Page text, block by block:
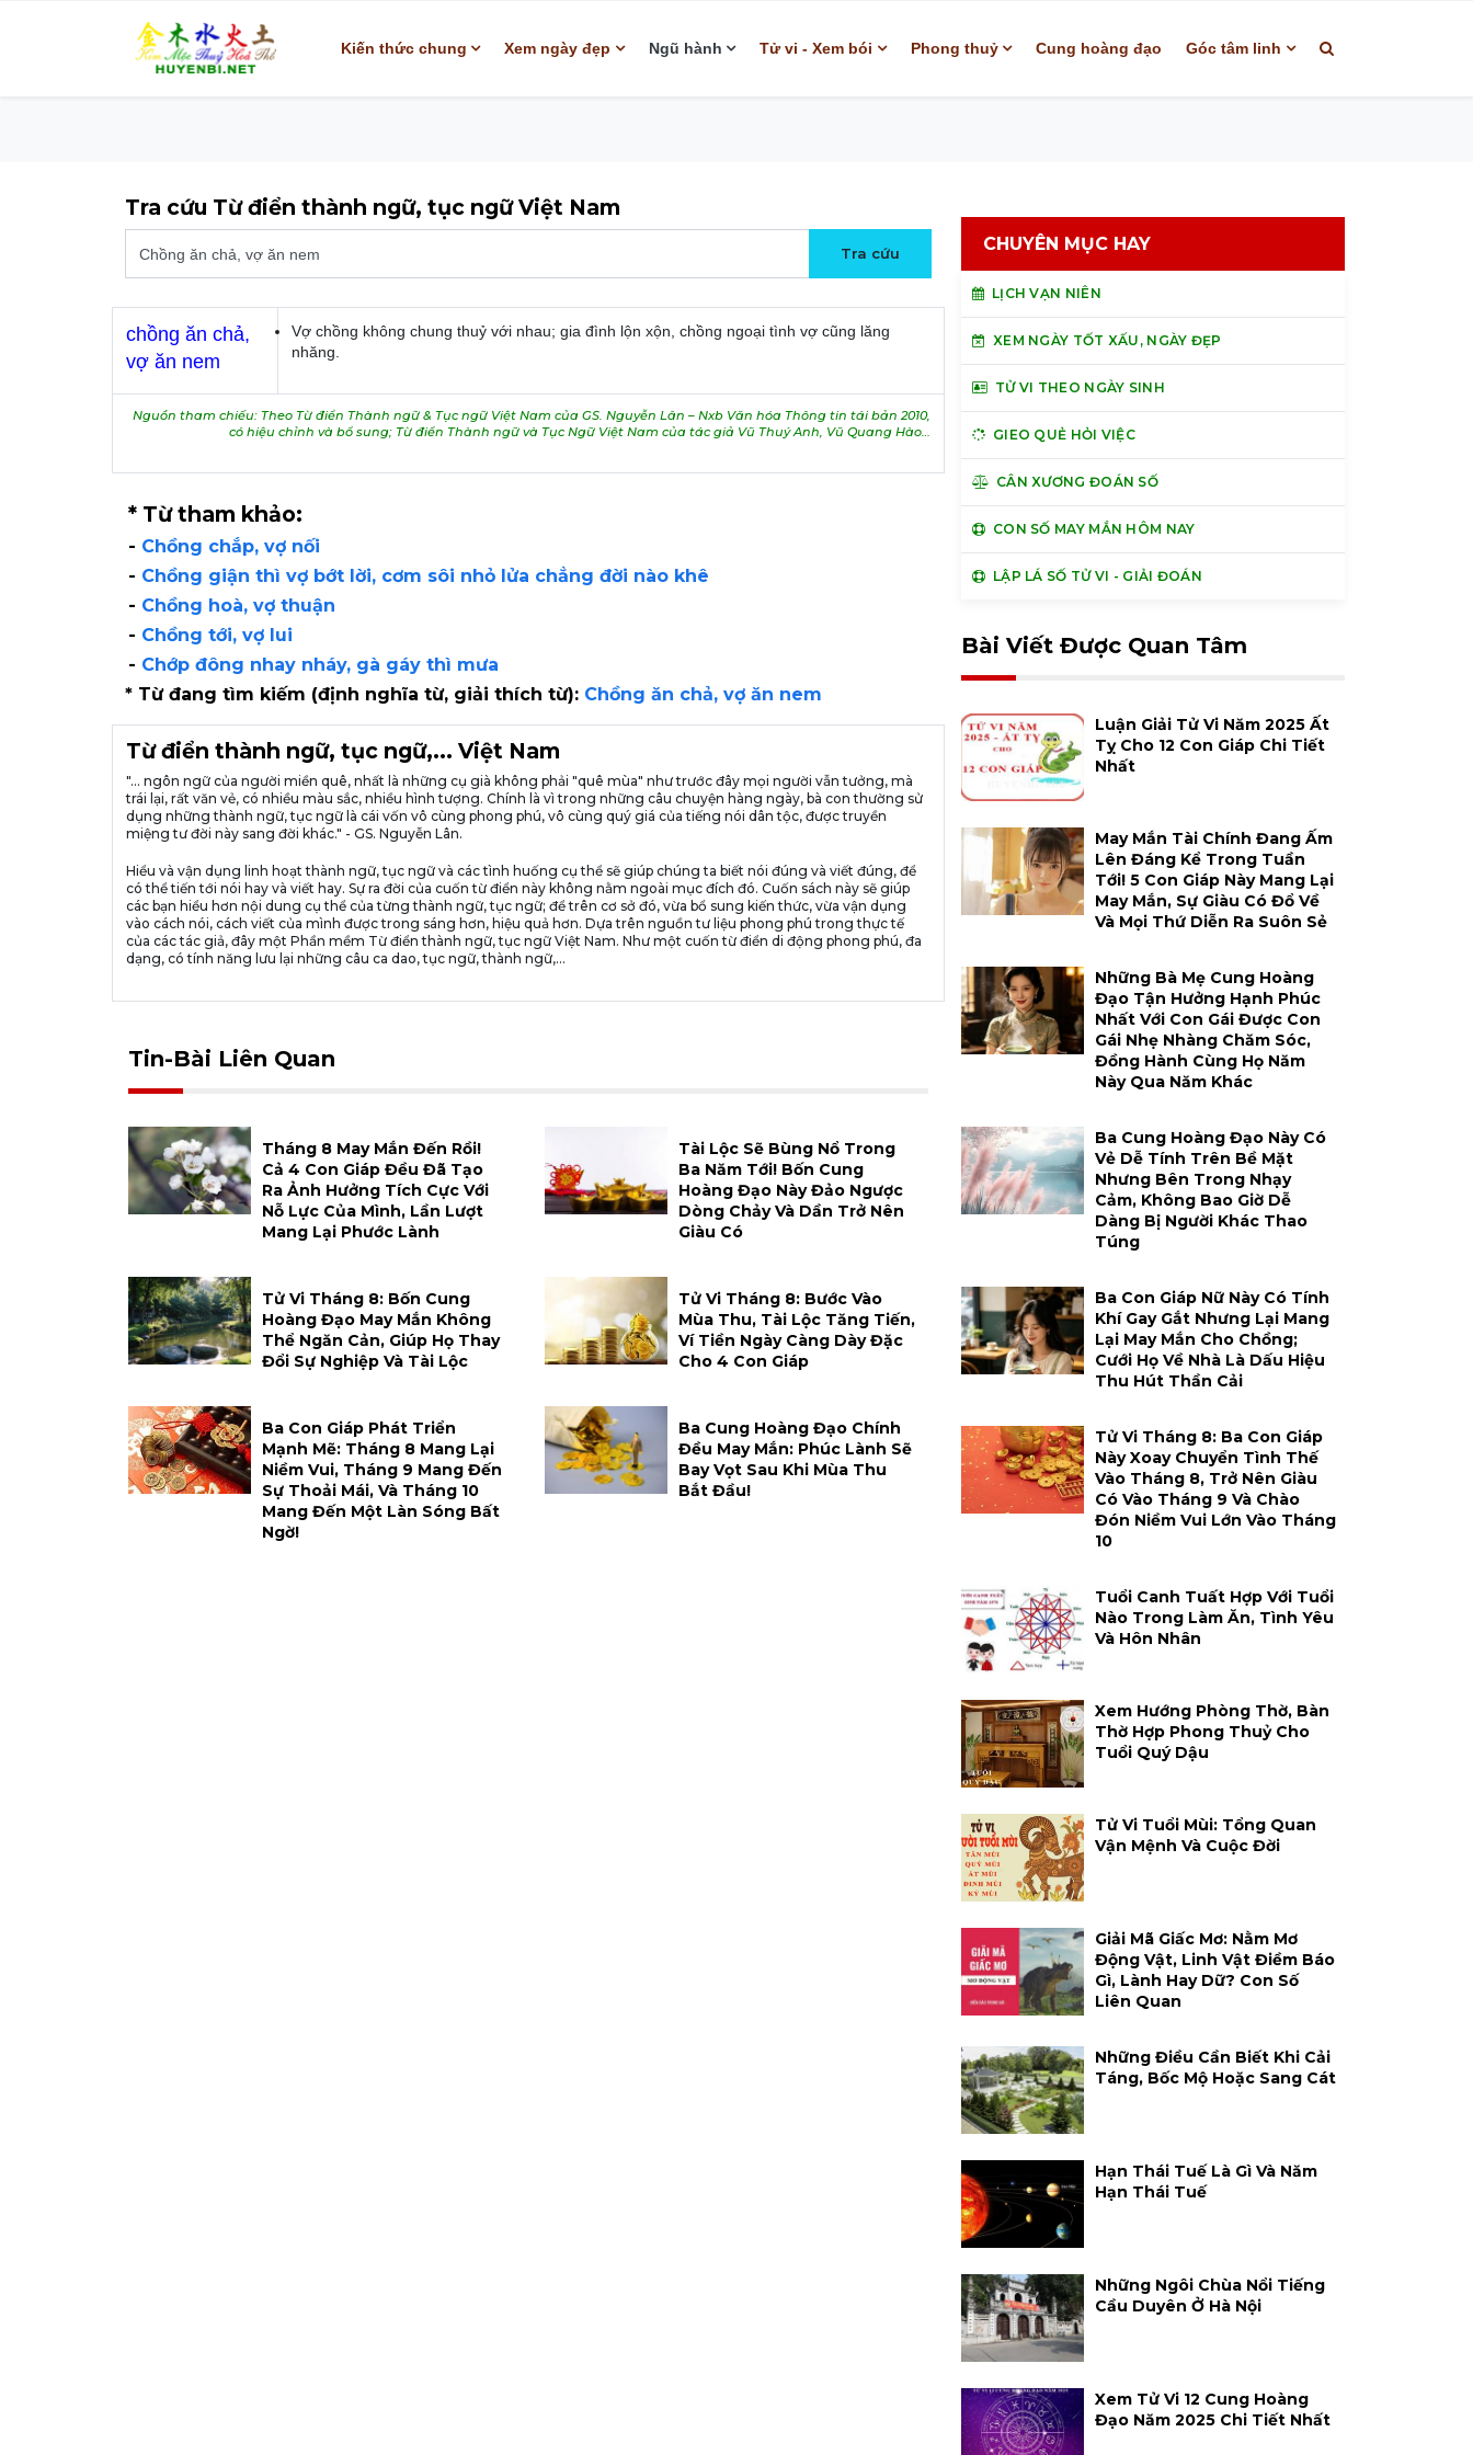
Kiến thức chung Xem ngày đẹp Ngũ hành Tử vi - Xem bói Phong thuỷ Cung hoàng đạo Góc tâm linh
Tra cứu Từ điển thành ngữ, tục ngữ Việt Nam
chồng ăn chả,
vợ ăn nem
Vợ chồng không chung thuỷ với nhau; gia đình lộn xộn, chồng ngoại tình vợ cũng lăng
nhăng.
Nguồn tham chiếu: Theo Từ điển Thành ngữ & Tục ngữ Việt Nam của GS. Nguyễn Lân – Nxb Văn hóa Thông tin tái bản 2010,
có hiệu chỉnh và bổ sung; Từ điển Thành ngữ và Tục Ngữ Việt Nam của tác giả Vũ Thuý Anh, Vũ Quang Hào…
* Từ tham khảo:
- Chồng chắp, vợ nối
- Chồng giận thì vợ bớt lời, cơm sôi nhỏ lửa chẳng đời nào khê
- Chồng hoà, vợ thuận
- Chồng tới, vợ lui
- Chớp đông nhay nháy, gà gáy thì mưa
* Từ đang tìm kiếm (định nghĩa từ, giải thích từ): Chồng ăn chả, vợ ăn nem
Từ điển thành ngữ, tục ngữ,... Việt Nam
"... ngôn ngữ của người miền quê, nhất là những cụ già không phải "quê mùa" như trước đây mọi người vẫn tưởng, mà
trái lại, rất văn vẻ, có nhiều màu sắc, nhiều hình tượng. Chính là vì trong những câu chuyện hàng ngày, bà con thường sử
dụng những thành ngữ, tục ngữ là cái vốn vô cùng phong phú, vô cùng quý giá của tiếng nói dân tộc, được truyền
miệng tư đời này sang đời khác." - GS. Nguyễn Lân.
Hiểu và vận dụng linh hoạt thành ngữ, tục ngữ và các tình huống cụ thể sẽ giúp chúng ta biết nói đúng và viết đúng, để
có thể tiến tới nói hay và viết hay. Sự ra đời của cuốn từ điển này không nằm ngoài mục đích đó. Cuốn sách này sẽ giúp
các bạn hiểu hơn nội dung cụ thể của từng thành ngữ, tục ngữ; để trên cơ sở đó, vừa bổ sung kiến thức, vừa vận dụng
vào cách nói, cách viết của mình được trong sáng hơn, hiệu quả hơn. Dựa trên nguồn tư liệu phong phú trong thực tế
của các tác giả, đây một Phần mềm Từ điển thành ngữ, tục ngữ Việt Nam. Như một cuốn từ điển di động phong phú, đa
dạng, có tính năng lưu lại những câu ca dao, tục ngữ, thành ngữ,...
Tin-Bài Liên Quan
Tháng 8 May Mắn Đến Rồi!
Cả 4 Con Giáp Đều Đã Tạo
Ra Ảnh Hưởng Tích Cực Với
Nỗ Lực Của Mình, Lần Lượt
Mang Lại Phước Lành
Tử Vi Tháng 8: Bốn Cung
Hoàng Đạo May Mắn Không
Thể Ngăn Cản, Giúp Họ Thay
Đổi Sự Nghiệp Và Tài Lộc
Ba Con Giáp Phát Triển
Mạnh Mẽ: Tháng 8 Mang Lại
Niềm Vui, Tháng 9 Mang Đến
Sự Thoải Mái, Và Tháng 10
Mang Đến Một Làn Sóng Bất
Ngờ!
Tài Lộc Sẽ Bùng Nổ Trong
Ba Năm Tới! Bốn Cung
Hoàng Đạo Này Đảo Ngược
Dòng Chảy Và Dần Trở Nên
Giàu Có
Tử Vi Tháng 8: Bước Vào
Mùa Thu, Tài Lộc Tăng Tiến,
Ví Tiền Ngày Càng Dày Đặc
Cho 4 Con Giáp
Ba Cung Hoàng Đạo Chính
Đều May Mắn: Phúc Lành Sẽ
Bay Vọt Sau Khi Mùa Thu
Bắt Đầu!
CHUYÊN MỤC HAY
LỊCH VẠN NIÊN
XEM NGÀY TỐT XẤU, NGÀY ĐẸP
TỬ VI THEO NGÀY SINH
GIEO QUẺ HỎI VIỆC
CÂN XƯƠNG ĐOÁN SỐ
CON SỐ MAY MẮN HÔM NAY
LẬP LÁ SỐ TỬ VI - GIẢI ĐOÁN
Bài Viết Được Quan Tâm
Luận Giải Tử Vi Năm 2025 Ất
Tỵ Cho 12 Con Giáp Chi Tiết
Nhất
May Mắn Tài Chính Đang Ấm
Lên Đáng Kể Trong Tuần
Tới! 5 Con Giáp Này Mang Lại
May Mắn, Sự Giàu Có Đổ Về
Và Mọi Thứ Diễn Ra Suôn Sẻ
Những Bà Mẹ Cung Hoàng
Đạo Tận Hưởng Hạnh Phúc
Nhất Với Con Gái Được Con
Gái Nhẹ Nhàng Chăm Sóc,
Đồng Hành Cùng Họ Năm
Này Qua Năm Khác
Ba Cung Hoàng Đạo Này Có
Vẻ Dễ Tính Trên Bề Mặt
Nhưng Bên Trong Nhạy
Cảm, Không Bao Giờ Dễ
Dàng Bị Người Khác Thao
Túng
Ba Con Giáp Nữ Này Có Tính
Khí Gay Gắt Nhưng Lại Mang
Lại May Mắn Cho Chồng;
Cưới Họ Về Nhà Là Dấu Hiệu
Thu Hút Thần Cải
Tử Vi Tháng 8: Ba Con Giáp
Này Xoay Chuyển Tình Thế
Vào Tháng 8, Trở Nên Giàu
Có Vào Tháng 9 Và Chào
Đón Niềm Vui Lớn Vào Tháng
10
Tuổi Canh Tuất Hợp Với Tuổi
Nào Trong Làm Ăn, Tình Yêu
Và Hôn Nhân
Xem Hướng Phòng Thờ, Bàn
Thờ Hợp Phong Thuỷ Cho
Tuổi Quý Dậu
Tử Vi Tuổi Mùi: Tổng Quan
Vận Mệnh Và Cuộc Đời
Giải Mã Giấc Mơ: Nằm Mơ
Động Vật, Linh Vật Điềm Báo
Gì, Lành Hay Dữ? Con Số
Liên Quan
Những Điều Cần Biết Khi Cải
Táng, Bốc Mộ Hoặc Sang Cát
Hạn Thái Tuế Là Gì Và Năm
Hạn Thái Tuế
Những Ngôi Chùa Nổi Tiếng
Cầu Duyên Ở Hà Nội
Xem Tử Vi 12 Cung Hoàng
Đạo Năm 2025 Chi Tiết Nhất